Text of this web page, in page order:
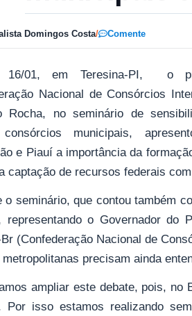
Domingos Costa/ Comente
16/01, em Teresina-PI, o
Nacional de Consórcios
Rocha, no seminário de
municipais,
e Piauí a importância da
captação de recursos federais
o seminário, que contou também
representando o Governador do
(Confederação Nacional de
metropolitanas precisam ainda
ampliar este debate, pois, no
Por isso estamos realizando